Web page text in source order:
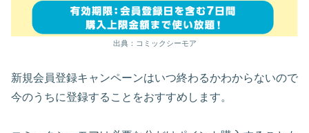
出典：コミックシーモア
新規会員登録キャンペーンはいつ終わるかわからないので
今のうちに登録することをおすすめします。